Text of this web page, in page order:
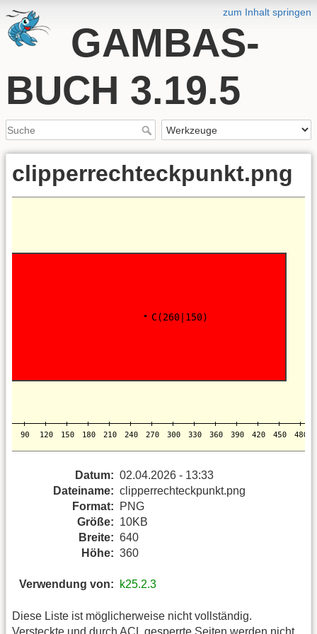
zum Inhalt springen
GAMBAS-
BUCH 3.19.5
clipperrechteckpunkt.png
Datum: 02.04.2026 - 13:33
Dateiname: clipperrechteckpunkt.png
Format:
PNG
Größe: 10KB
Breite: 640
Höhe: 360
Verwendung von: k25.2.3
Diese Liste ist möglicherweise nicht vollständig.
Versteckte und durch ACL gesperrte Seiten werden nicht